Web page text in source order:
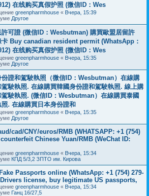
在线购买真假护照 (微信ID：Wes
greenpharmhouse « Вчера, 15:39
Другое
許可證 (微信ID：Wesbutman) 購買歐盟居留許
卡 Buy canadian resident permit (WhatsApp：
在线购买真假护照 (微信ID：Wes
greenpharmhouse « Вчера, 15:35
Другое
證和駕駛執照（微信ID：Wesbutman）在線購
駛執照. 在線購買韓國身份證和駕駛執照. 線上購
駕駛執照. (微信ID：Wesbutman）在線購買泰國
. 在線購買日本身份證和
greenpharmhouse « Вчера, 15:35
Другое
cad/CNY/euros/RMB (WHATSAPP: +1 (754)
Chinese Yuan/RMB (WeChat ID:
greenpharmhouse « Вчера, 15:34
КПД 5/3,2 ЗПТО им. Кирова
Passports online (WhatsApp: +1 (754) 279-
license, buy legitimate US passports,
greenpharmhouse « Вчера, 15:34
Ганц 16/27,5